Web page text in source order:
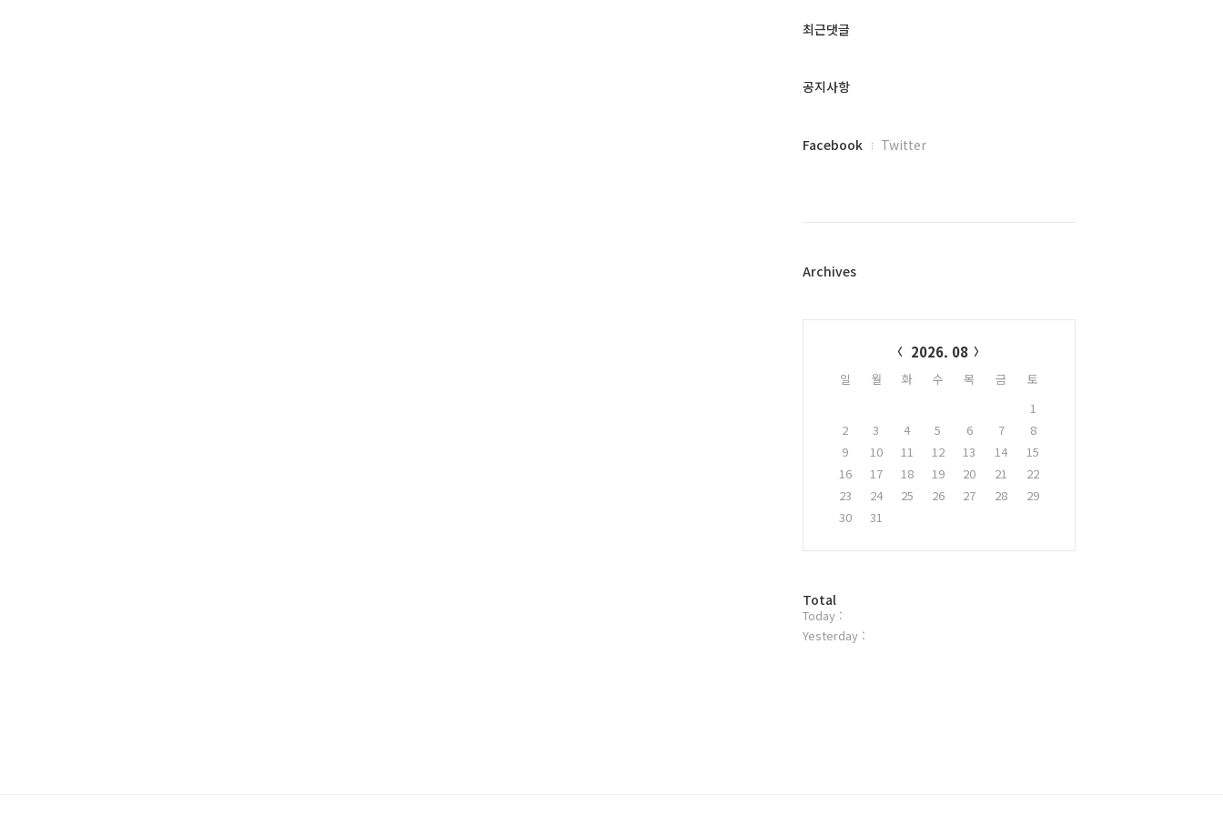
과
글
최근댓글
공지사항
페
플
Facebook Twitter
Archives
2026. 08
일 월 화 수 목 금
토
1
2
3 4 5 6 7
8
9
10 11 12 13 14
15
16
17 18 19 20 21
22
23
24 25 26 27 28
29
30
31
방
문
자
Total
Today :
Yesterday :